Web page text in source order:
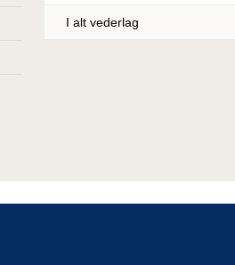
I alt vederlag